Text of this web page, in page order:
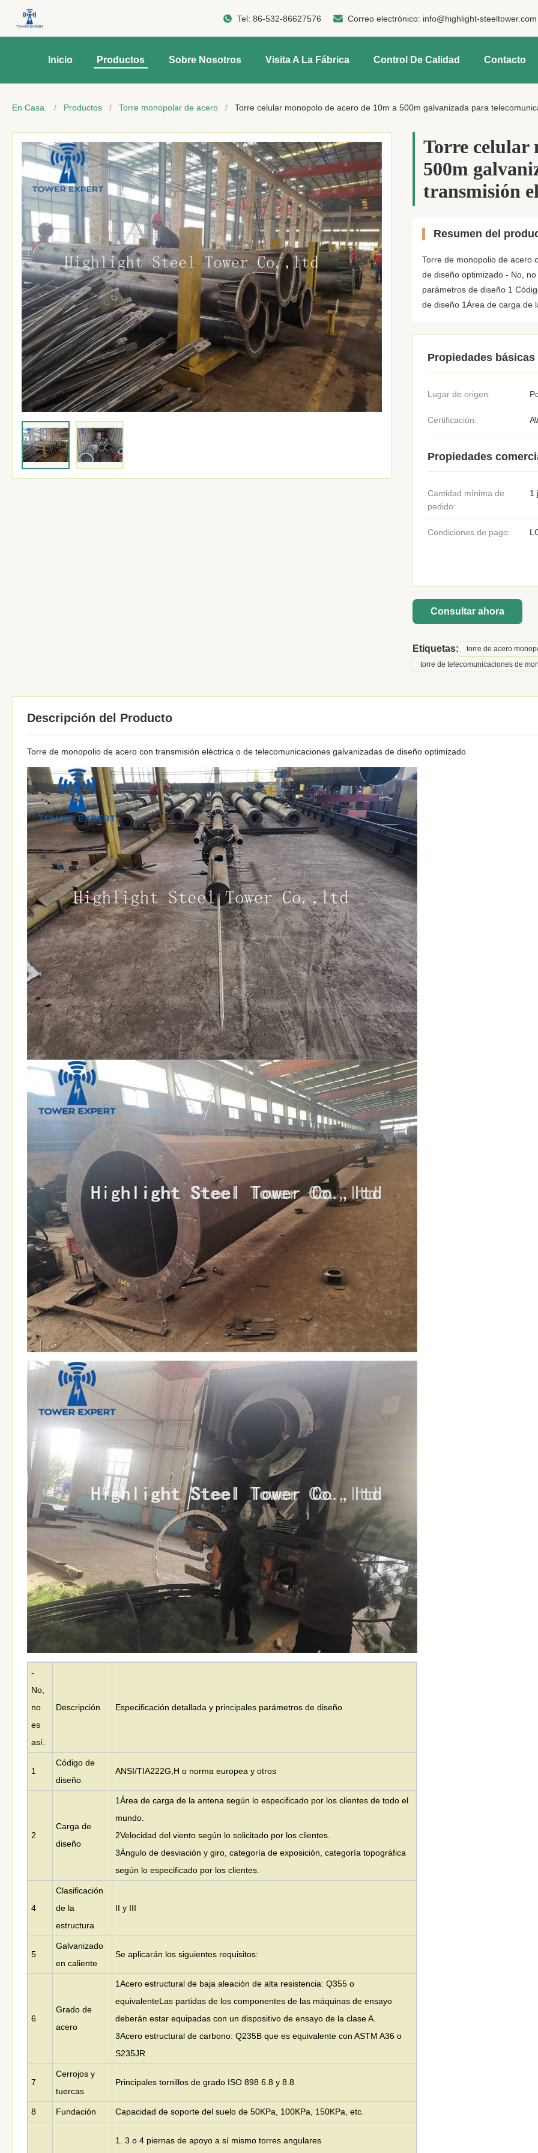
Tel: 86-532-86627576 Correo electrónico: info@highlight-steeltower.com
Inicio Productos Sobre Nosotros Visita A La Fábrica Control De Calidad Contacto
En Casa. / Productos / Torre monopolar de acero / Torre celular monopolo de acero de 10m a 500m galvanizada para
Torre celular
500m
transmisión
Resumen del
Torre de monopolio de acero
de diseño optimizado - No,
parámetros de diseño 1
de diseño 1Área de carga de
Propiedades básicas
Lugar de origen:
Certificación:
Propiedades
Cantidad mínima de
pedido:
1
Condiciones de pago:
Consultar ahora
Etiquetas: torre de acero
torre de telecomunicaciones de
Descripción del Producto
Torre de monopolio de acero con transmisión eléctrica o de telecomunicaciones galvanizadas de diseño optimizado
-
No,
no
es
así.
Descripción Especificación detallada y principales parámetros de diseño
1
Código de
diseño
ANSI/TIA222G,H o norma europea y otros
2
Carga de
diseño
1Área de carga de la antena según lo especificado por los clientes de todo el
mundo.
2Velocidad del viento según lo solicitado por los clientes.
3Ángulo de desviación y giro, categoría de exposición, categoría topográfica
según lo especificado por los clientes.
4
Clasificación
de la
estructura
II y III
5
Galvanizado
en caliente
Se aplicarán los siguientes requisitos:
6
Grado de
acero
1Acero estructural de baja aleación de alta resistencia: Q355 o
equivalenteLas partidas de los componentes de las máquinas de ensayo
deberán estar equipadas con un dispositivo de ensayo de la clase A.
3Acero estructural de carbono: Q235B que es equivalente con ASTM A36 o
S235JR
7
Cerrojos y
tuercas
Principales tornillos de grado ISO 898 6.8 y 8.8
8 Fundación Capacidad de soporte del suelo de 50KPa, 100KPa, 150KPa, etc.
1. 3 o 4 piernas de apoyo a sí mismo torres angulares